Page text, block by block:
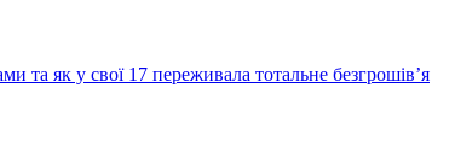
та як у свої 17 переживала тотальне безгрошів’я